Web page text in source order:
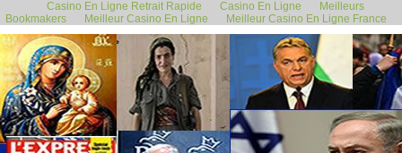
Casino En Ligne Retrait Rapide Casino En Ligne
Meilleurs
Bookmakers
Meilleur Casino En Ligne Meilleur Casino En Ligne France